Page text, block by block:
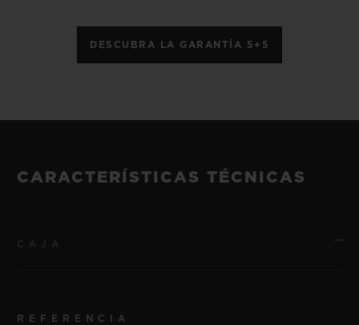
DESCUBRA LA GARANTÍA 5+5
CARACTERÍSTICAS TÉCNICAS
REFERENCIA